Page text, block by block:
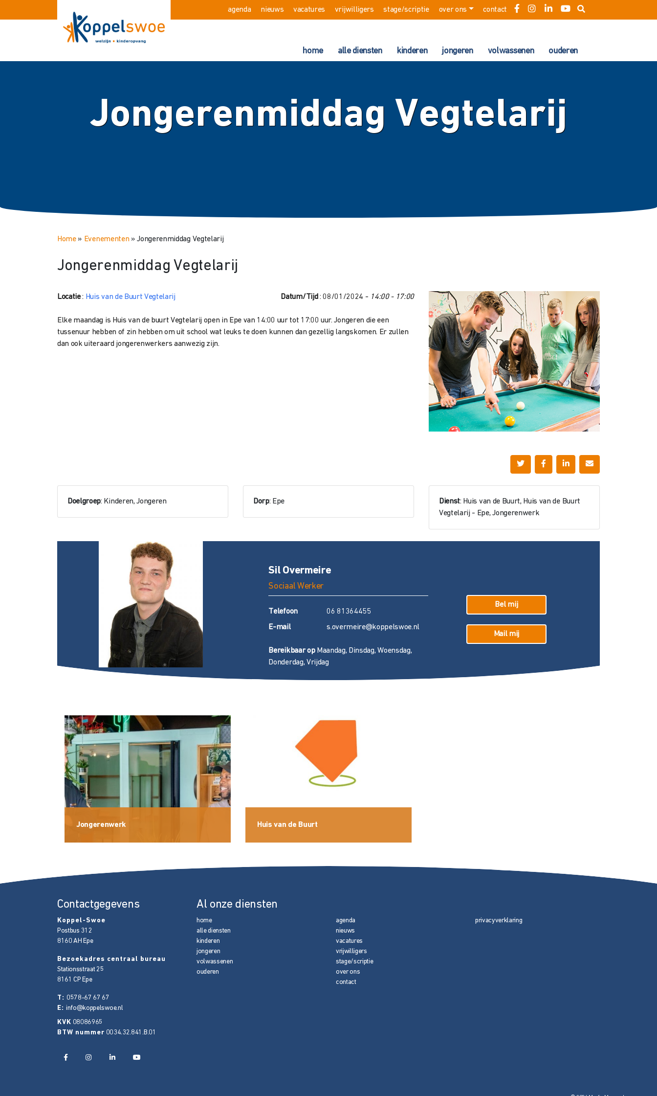
agenda nieuws vacatures vrijwilligers stage/scriptie over ons contact
home alle diensten kinderen jongeren volwassenen ouderen
Jongerenmiddag Vegtelarij
Home» Evenementen»Jongerenmiddag Vegtelarij
Jongerenmiddag Vegtelarij
Locatie: Huis van de Buurt Vegtelarij Datum/Tijd : 08/01/2024 - 14:00 - 17:00
Elke maandag is Huis van de buurt Vegtelarij open in Epe van 14:00 uur tot 17:00 uur. Jongeren die een
tussenuur hebben of zin hebben om uit school wat leuks te doen kunnen dan gezellig langskomen. Er zullen
dan ook uiteraard jongerenwerkers aanwezig zijn.
Doelgroep: Kinderen, Jongeren Dorp: Epe Dienst: Huis van de Buurt, Huis van de Buurt
Vegtelarij - Epe, Jongerenwerk
Sil Overmeire
Sociaal Werker
Telefoon
06 81364455
E-mail s.overmeire@koppelswoe.nl
Bereikbaar opMaandag, Dinsdag, Woensdag,
Donderdag, Vrijdag
Bel mij
Mail mij
Jongerenwerk Huis van de Buurt
Contactgegevens
Koppel-Swoe
Postbus 312
8160 AH Epe
Bezoekadres centraal bureau
Stationsstraat 25
8161 CP Epe
T: 0578-67 67 67
E: info@koppelswoe.nl
KVK 08086965
BTW nummer 0034.32.841.B.01
Al onze diensten
home
alle diensten
kinderen
jongeren
volwassenen
ouderen
agenda
nieuws
vacatures
vrijwilligers
stage/scriptie
over ons
contact
privacyverklaring